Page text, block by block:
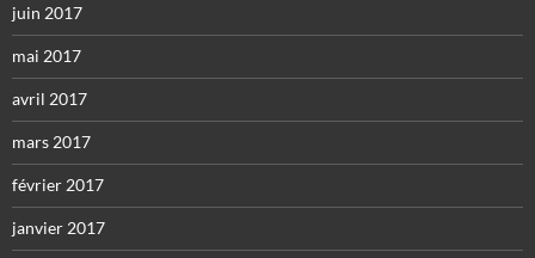
juin 2017
mai 2017
avril 2017
mars 2017
février 2017
janvier 2017